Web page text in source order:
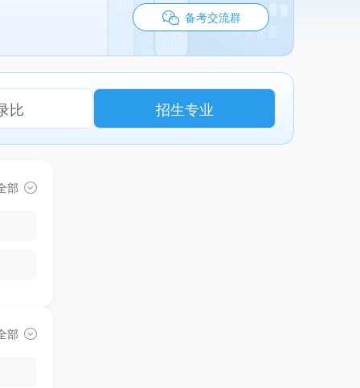
备考交流群
比 招生专业
部
部